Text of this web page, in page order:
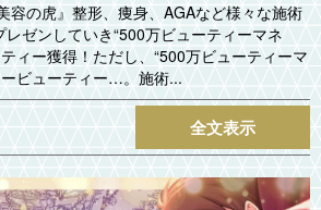
容の虎』整形、痩身、AGAなど様々な施術
レゼンしていき“500万ビューティーマネ
ィー獲得！ただし、“500万ビューティーマ
ビューティー…。施術...
全文表示